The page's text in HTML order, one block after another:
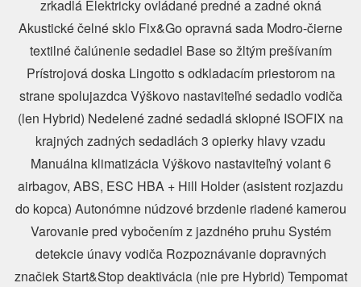
zrkadlá Elektricky ovládané predné a zadné okná
Akustické čelné sklo Fix&Go opravná sada Modro-čierne
textilné čalúnenie sedadiel Base so žltým prešívaním
Prístrojová doska Lingotto s odkladacím priestorom na
strane spolujazdca Výškovo nastaviteľné sedadlo vodiča
(len Hybrid) Nedelené zadné sedadlá sklopné ISOFIX na
krajných zadných sedadlách 3 opierky hlavy vzadu
Manuálna klimatizácia Výškovo nastaviteľný volant 6
airbagov, ABS, ESC HBA + Hill Holder (asistent rozjazdu
do kopca) Autonómne núdzové brzdenie riadené kamerou
Varovanie pred vybočením z jazdného pruhu Systém
detekcie únavy vodiča Rozpoznávanie dopravných
značiek Start&Stop deaktivácia (nie pre Hybrid) Tempomat